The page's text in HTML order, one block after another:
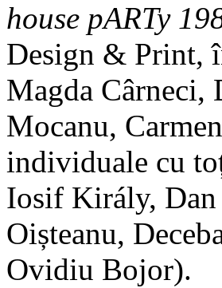
house pARTy
Design & Print,
Magda
Mocanu,
individuale cu
Iosif Király,
Oișteanu,
Ovidiu Bojor).